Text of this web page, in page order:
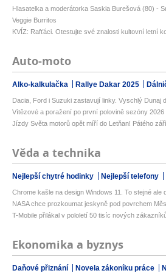
Hlasatelka a moderátorka Saskia Burešová (80) -
Veggie Burritos
KVÍZ: Rafťáci. Otestujte své znalosti kultovní letní
Auto-moto
Alko-kalkulačka Rallye Dakar 2025
Dacia, Ford i Suzuki zastavují linky. Vyschlý Dunaj
Vítězové a poražení po první polovině sezóny 2026
Jízdy Světa motorů opět míří do Letňan! Pátého září
Věda a technika
Nejlepší chytré hodinky Nejlepší telefony
Chrome kašle na design Windows 11. To stejné ale
NASA chce prozkoumat jeskyně pod povrchem
T-Mobile přilákal v pololetí 50 tisíc nových
Ekonomika a byznys
Daňové přiznání Novela zákoníku práce